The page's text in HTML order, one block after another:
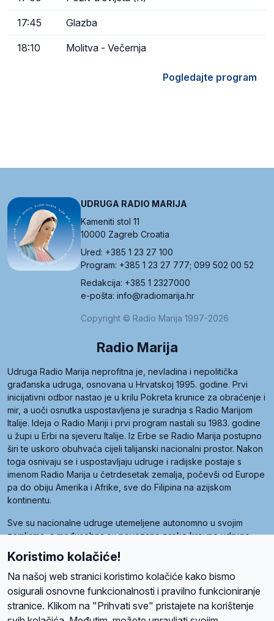
17:45 Glazba
18:10 Molitva - Večernja
Pogledajte program
UDRUGA RADIO MARIJA
Kameniti stol 11
10000 Zagreb Croatia
Ured: +385 1 23 27 100
Program: +385 1 23 27 777; 099 502 00 52
Redakcija: +385 1 2327000
e-pošta: info@radiomarija.hr
Copyright © Radio Marija 1997-2026
Radio Marija
Udruga Radio Marija neprofitna je, nevladina i nepolitička
građanska udruga, osnovana u Hrvatskoj 1995. godine. Prvi
inicijativni odbor nastao je u krilu Pokreta krunice za obraćenje i
mir, a uoči osnutka uspostavljena je suradnja s Radio Marijom
Italije. Ideja o Radio Mariji i prvi program nastali su 1983. godine
u župi u Erbi na sjeveru Italije. Iz Erbe se Radio Marija postupno
širi te uskoro obuhvaća cijeli talijanski nacionalni prostor. Nakon
toga osnivaju se i uspostavljaju udruge i radijske postaje s
imenom Radio Marija u četrdesetak zemalja, počevši od Europe
pa do obiju Amerika i Afrike, sve do Filipina na azijskom
kontinentu.
Sve su nacionalne udruge utemeljene autonomno u svojim
zemljama, a međusobna su povezane preko krovne udruge
Radio Maria). Svjetsku obitelj utemeljilo je sedam članica, među
kojima je i hrvatska Udruga Radio Marija.
Koristimo kolačiće!
Na našoj web stranici koristimo kolačiće kako bismo
osigurali osnovne funkcionalnosti i pravilno funkcioniranje
stranice. Klikom na "Prihvati sve" pristajete na korištenje